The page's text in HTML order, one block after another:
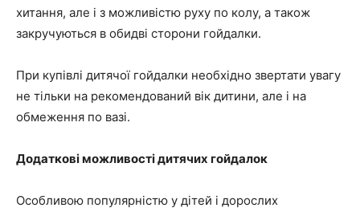
хитання, але і з можливістю руху по колу, а також
закручуються в обидві сторони гойдалки.
При купівлі дитячої гойдалки необхідно звертати увагу
не тільки на рекомендований вік дитини, але і на
обмеження по вазі.
Додаткові можливості дитячих гойдалок
Особливою популярністю у дітей і дорослих